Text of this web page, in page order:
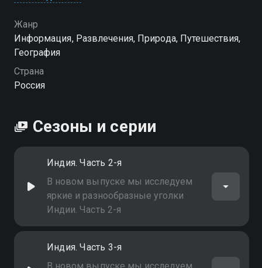
Жанр
Информация, Развлечения, Природа, Путешествия,
География
Страна
Россия
Сезоны и серии
Индия. Часть 2-я
В новом выпуске мы исследуем
яркие и разнообразные уголки
Индии. Часть 2-я
Индия. Часть 3-я